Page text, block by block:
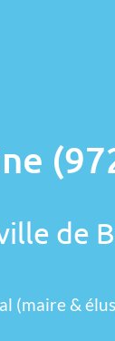
de
(maire &